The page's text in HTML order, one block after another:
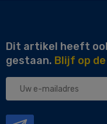
Dit artikel heeft
gestaan. Blijf op
Uw